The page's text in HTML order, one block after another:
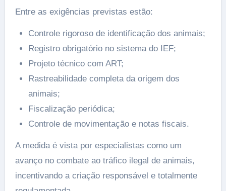
Entre as exigências previstas estão:
Controle rigoroso de identificação dos animais;
Registro obrigatório no sistema do IEF;
Projeto técnico com ART;
Rastreabilidade completa da origem dos
animais;
Fiscalização periódica;
Controle de movimentação e notas fiscais.
A medida é vista por especialistas como um
avanço no combate ao tráfico ilegal de animais,
incentivando a criação responsável e totalmente